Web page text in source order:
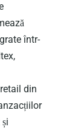
într-
din